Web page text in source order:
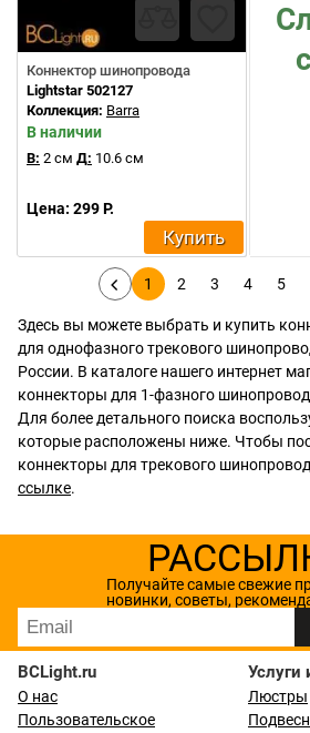
Коннектор шинопровода
Lightstar 502127
Коллекция: Barra
В наличии
В: 2 см Д: 10.6 см
Цена: 299 Р.
Купить
1 2 3 4 5
Здесь вы можете выбрать и купить
для однофазного трекового
России. В каталоге нашего интернет
коннекторы для 1-фазного
Для более детального поиска
которые расположены ниже. Чтобы
коннекторы для трекового
ссылке.
Получайте самые свежие
новинки, советы,
BCLight.ru
О нас
Пользовательское
Услуги
Люстры